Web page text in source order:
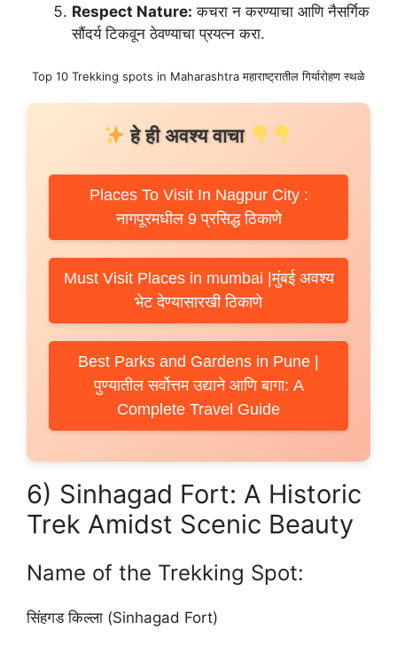
Respect Nature: कचरा न करण्याचा आणि नैसर्गिक
सौंदर्य टिकवून ठेवण्याचा प्रयत्न करा.
Top 10 Trekking spots in Maharashtra महाराष्ट्रातील गिर्यारोहण स्थळे
हे ही अवश्य वाचा
Places To Visit In Nagpur City :
नागपूरमधील 9 प्रसिद्ध ठिकाणे
Must Visit Places in mumbai |मुंबई अवश्य
भेट देण्यासारखी ठिकाणे
Best Parks and Gardens in Pune |
पुण्यातील सर्वोत्तम उद्याने आणि बागा: A
Complete Travel Guide
6) Sinhagad Fort: A Historic
Trek Amidst Scenic Beauty
Name of the Trekking Spot:
सिंहगड किल्ला (Sinhagad Fort)